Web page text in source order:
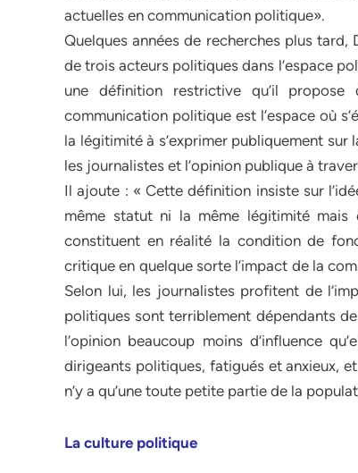
actuelles en communication politique».
Quelques années de recherches plus
de trois acteurs politiques dans l’espace
une définition restrictive qu’il
communication politique est l’espace où
la légitimité à s’exprimer publiquement
les journalistes et l’opinion publique à
Il ajoute : « Cette définition insiste sur
même statut ni la même légitimité mais
constituent en réalité la condition de
critique en quelque sorte l’impact de la
Selon lui, les journalistes profitent de
politiques sont terriblement dépendants
l’opinion beaucoup moins d’influence
dirigeants politiques, fatigués et anxieux,
n’y a qu’une toute petite partie de la
La culture politique